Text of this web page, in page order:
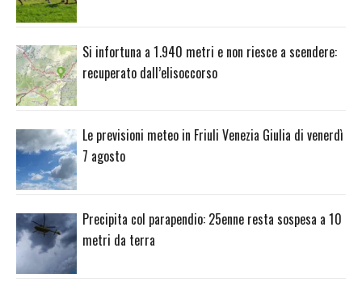
Si infortuna a 1.940 metri e non riesce a scendere:
recuperato dall’elisoccorso
Le previsioni meteo in Friuli Venezia Giulia di venerdì
7 agosto
Precipita col parapendio: 25enne resta sospesa a 10
metri da terra